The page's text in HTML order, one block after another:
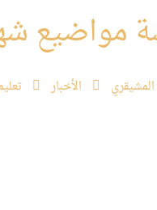
مواضيع
الأخبار